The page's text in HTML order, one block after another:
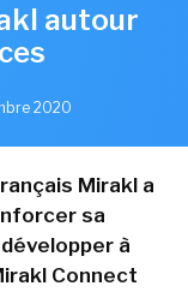
autour
2020
Mirakl a
sa
à
Connect